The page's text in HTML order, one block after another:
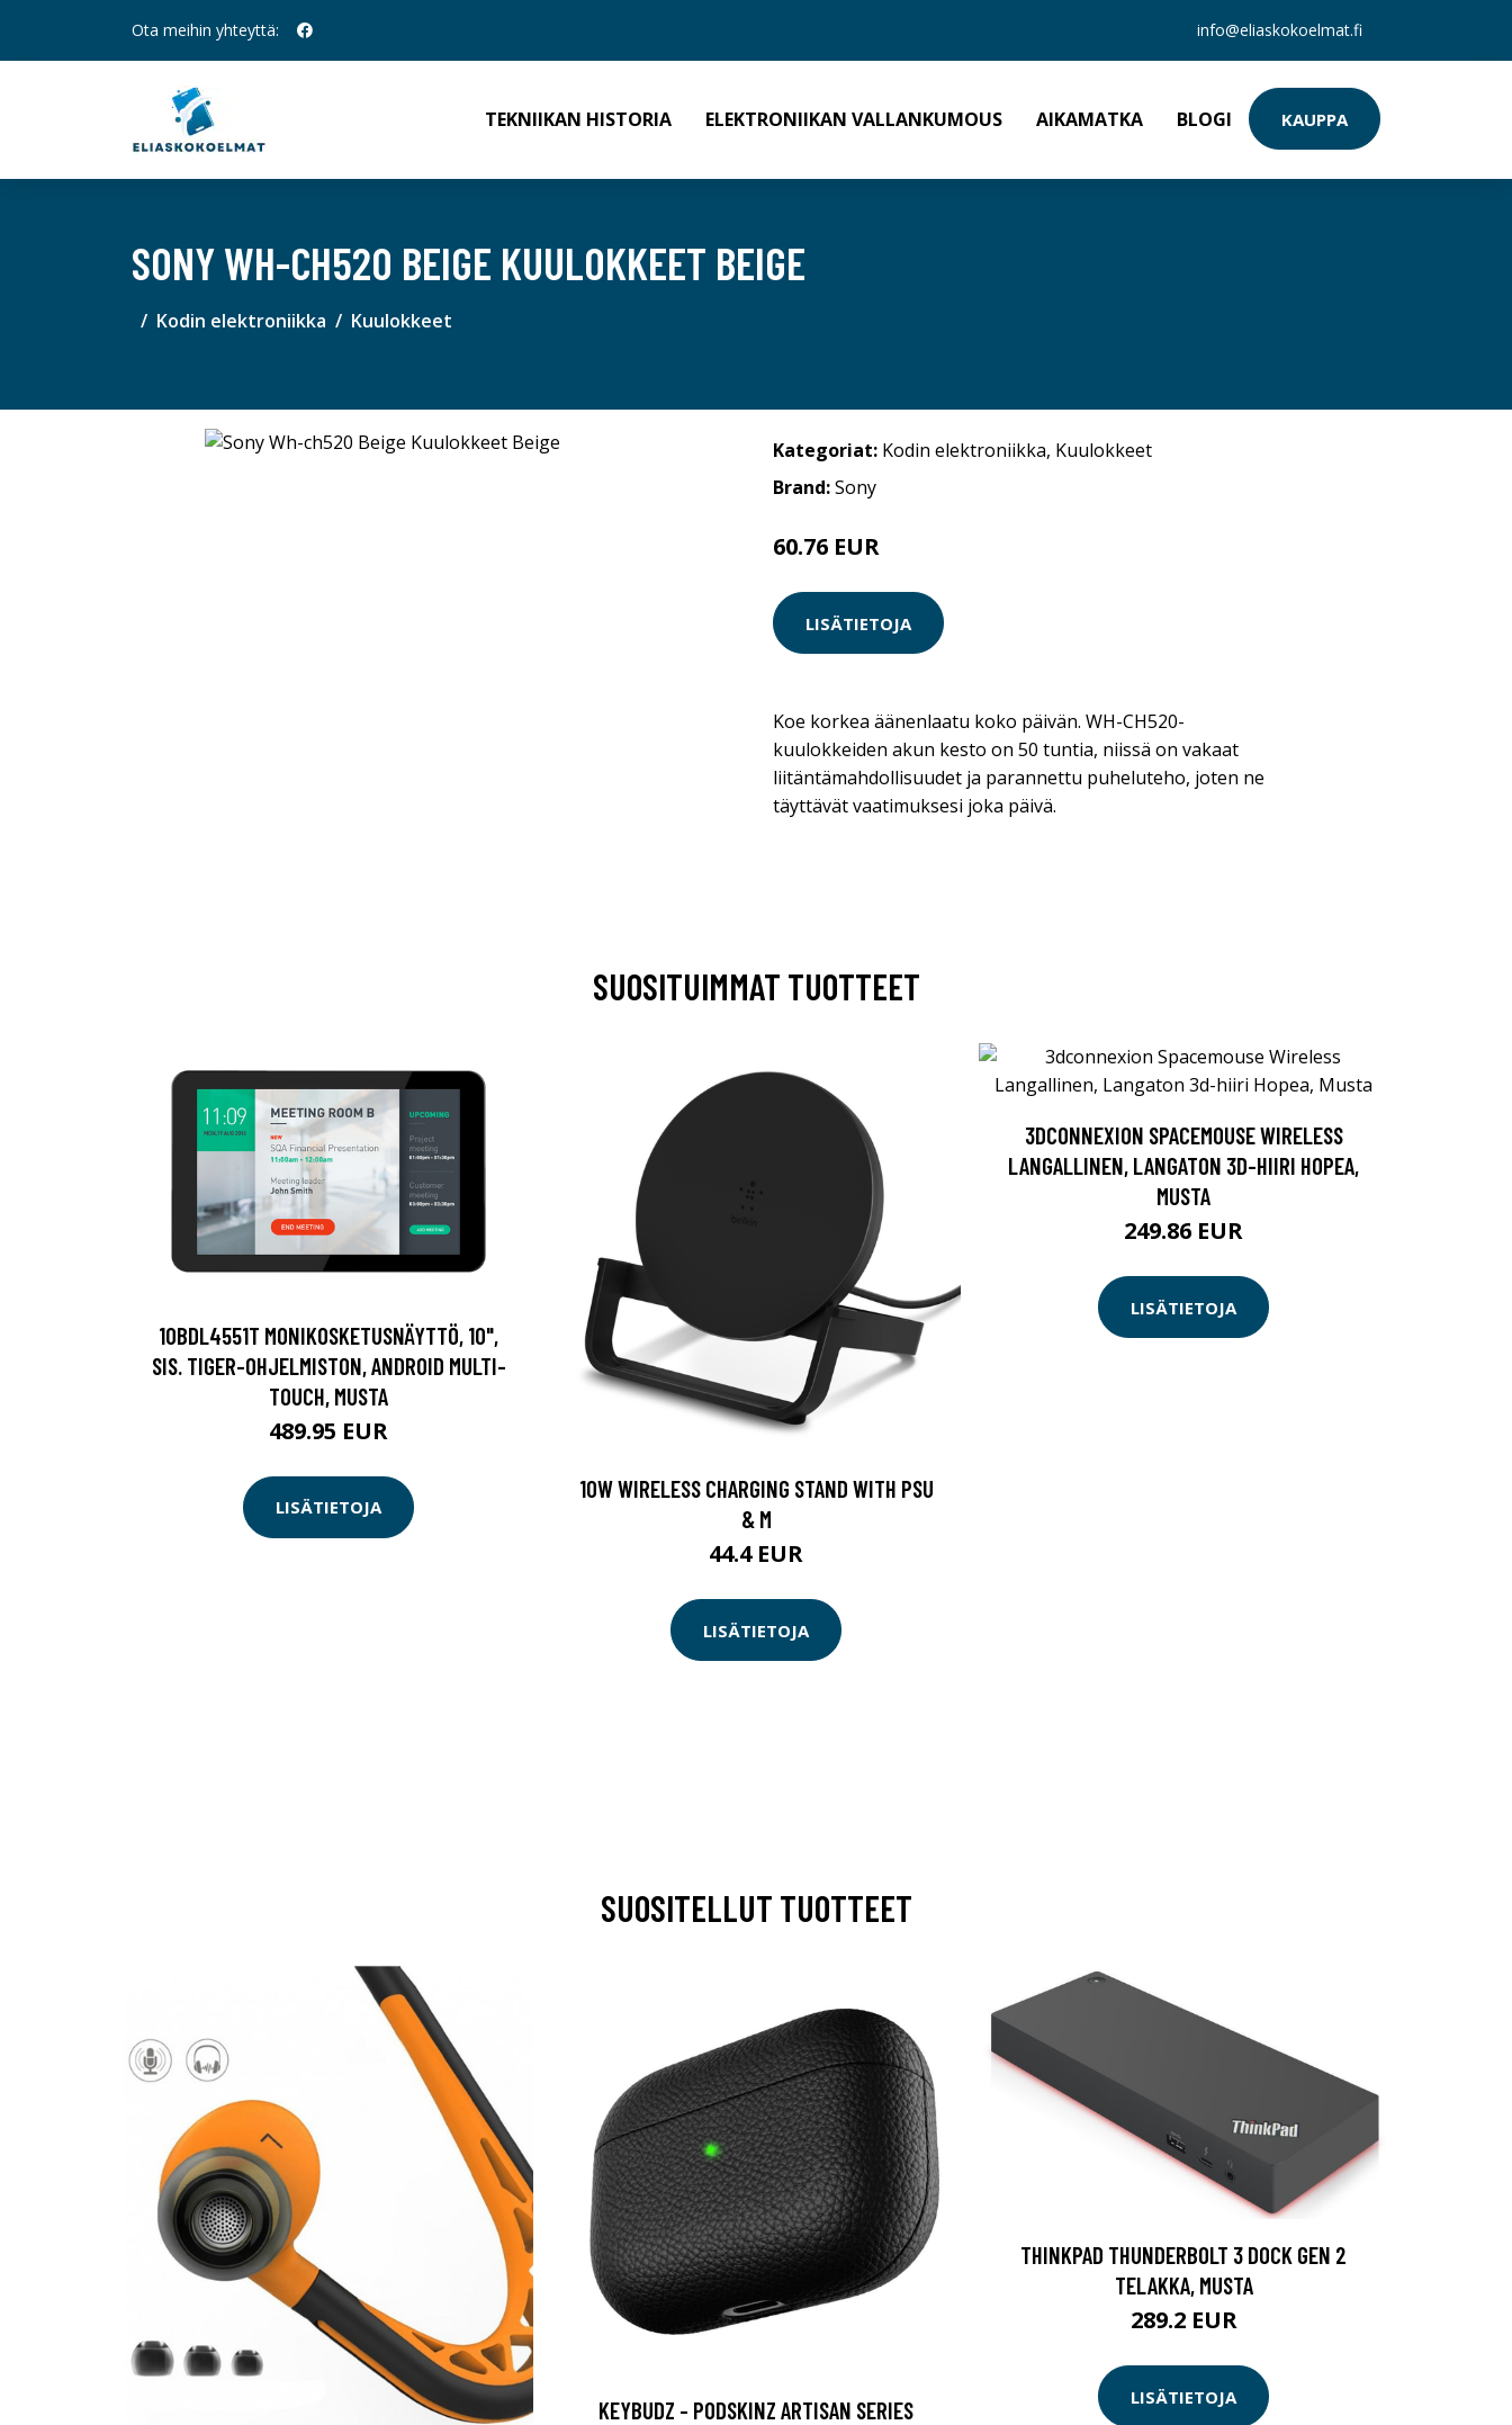
Ota meihin yhteyttä: info@eliaskokoelmat.fi
TEKNIIKAN HISTORIA ELEKTRONIIKAN VALLANKUMOUS AIKAMATKA BLOGI KAUPPA
SONY WH-CH520 BEIGE KUULOKKEET BEIGE
Kodin elektroniikka Kuulokkeet
Kategoriat: Kodin elektroniikka, Kuulokkeet
Brand:Sony
60.76 EUR
LISÄTIETOJA
Koe korkea äänenlaatu koko päivän. WH-CH520-
kuulokkeiden akun kesto on 50 tuntia, niissä on vakaat
liitäntämahdollisuudet ja parannettu puheluteho, joten ne
täyttävät vaatimuksesi joka päivä.
SUOSITUIMMAT TUOTTEET
10BDL4551T MONIKOSKETUSNÄYTTÖ, 10",
SIS. TIGER-OHJELMISTON, ANDROID MULTI-
TOUCH, MUSTA
489.95 EUR
LISÄTIETOJA
10W WIRELESS CHARGING STAND WITH PSU
& M
44.4 EUR
LISÄTIETOJA
3DCONNEXION SPACEMOUSE WIRELESS
LANGALLINEN, LANGATON 3D-HIIRI HOPEA,
MUSTA
249.86 EUR
LISÄTIETOJA
SUOSITELLUT TUOTTEET
KEYBUDZ - PODSKINZ ARTISAN SERIES
THINKPAD THUNDERBOLT 3 DOCK GEN 2
TELAKKA, MUSTA
289.2 EUR
LISÄTIETOJA